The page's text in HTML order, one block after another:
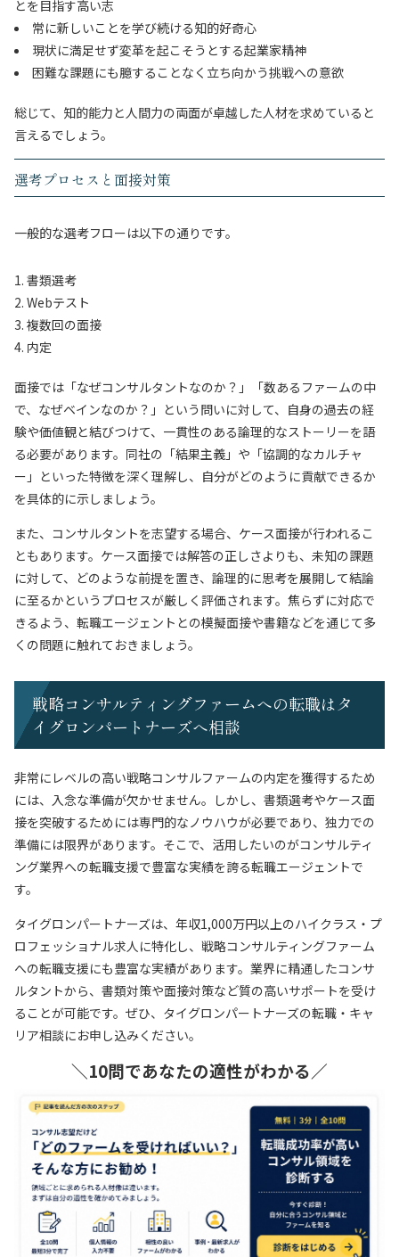
とを目指す高い志
常に新しいことを学び続ける知的好奇心
現状に満足せず変革を起こそうとする起業家精神
困難な課題にも臆することなく立ち向かう挑戦への意欲
総じて、知的能力と人間力の両面が卓越した人材を求めていると
言えるでしょう。
選考プロセスと面接対策
一般的な選考フローは以下の通りです。
書類選考
Webテスト
複数回の面接
内定
面接では「なぜコンサルタントなのか？」「数あるファームの中
で、なぜベインなのか？」という問いに対して、自身の過去の経
験や価値観と結びつけて、一貫性のある論理的なストーリーを語
る必要があります。同社の「結果主義」や「協調的なカルチャ
ー」といった特徴を深く理解し、自分がどのように貢献できるか
を具体的に示しましょう。
また、コンサルタントを志望する場合、ケース面接が行われるこ
ともあります。ケース面接では解答の正しさよりも、未知の課題
に対して、どのような前提を置き、論理的に思考を展開して結論
に至るかというプロセスが厳しく評価されます。焦らずに対応で
きるよう、転職エージェントとの模擬面接や書籍などを通じて多
くの問題に触れておきましょう。
戦略コンサルティングファームへの転職はタ
イグロンパートナーズへ相談
非常にレベルの高い戦略コンサルファームの内定を獲得するため
には、入念な準備が欠かせません。しかし、書類選考やケース面
接を突破するためには専門的なノウハウが必要であり、独力での
準備には限界があります。そこで、活用したいのがコンサルティ
ング業界への転職支援で豊富な実績を誇る転職エージェントで
す。
タイグロンパートナーズは、年収1,000万円以上のハイクラス・プ
ロフェッショナル求人に特化し、戦略コンサルティングファーム
への転職支援にも豊富な実績があります。業界に精通したコンサ
ルタントから、書類対策や面接対策など質の高いサポートを受け
ることが可能です。ぜひ、タイグロンパートナーズの転職・キャ
リア相談にお申し込みください。
＼10問であなたの適性がわかる／